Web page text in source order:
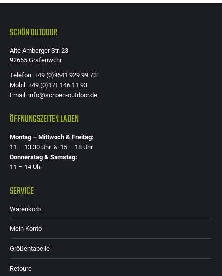
SCHÖN OUTDOOR
Alte Amberger Str. 23
92655 Grafenwöhr
Telefon: +49 (0)9641 929 99 73
Mobil: +49 (0)171 146 11 93
Email: info@schoen-outdoor.de
ÖFFNUNGSZEITEN LADEN
Montag – Mittwoch & Freitag:
11 – 13:30 Uhr & 15 – 18 Uhr
Donnerstag & Samstag:
11 – 14 Uhr
SERVICE
Warenkorb
Mein Konto
Größentabelle
Retoure